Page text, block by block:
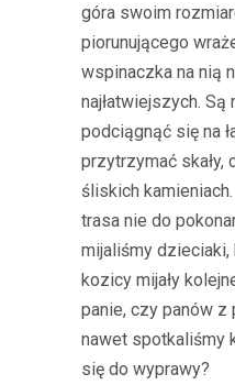
góra swoim
piorunującego
wspinaczka na nią
najłatwiejszych.
podciągnąć się na
przytrzymać skały,
śliskich
trasa nie do
mijaliśmy
kozicy mijały
panie, czy panów
nawet spotkaliśmy
się do wyprawy?